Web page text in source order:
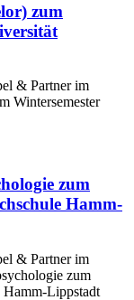
zum
& Partner im
Wintersemester
zum
Hamm-
& Partner im
zum
Hamm-Lippstadt